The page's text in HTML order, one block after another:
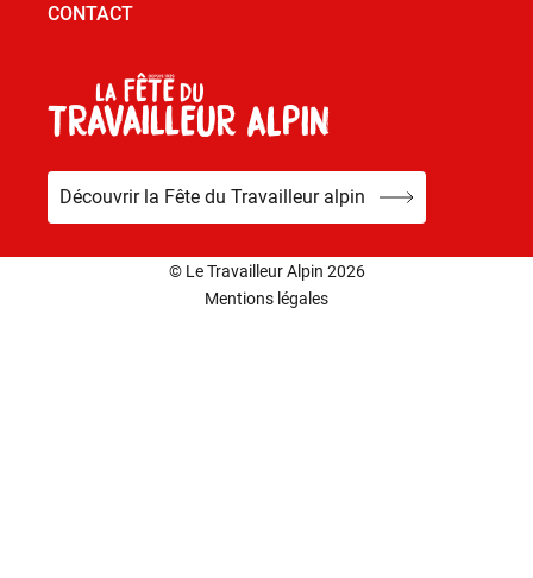
CONTACT
Découvrir la Fête du Travailleur alpin
© Le Travailleur Alpin 2026
Mentions légales